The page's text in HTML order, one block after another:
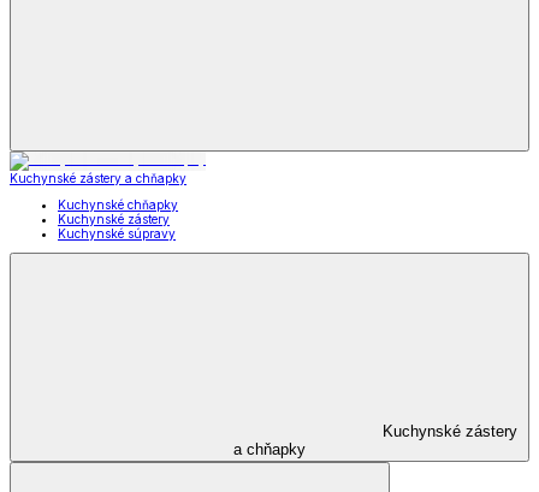
Kuchynské zástery a chňapky
Kuchynské chňapky
Kuchynské zástery
Kuchynské súpravy
Kuchynské zástery
a chňapky